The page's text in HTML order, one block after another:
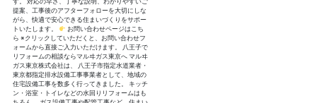
提案、工事後のアフターフォローを大切にしな
がら、快適で安心できる住まいづくりをサポー
トいたします。
お問い合わせページはこち
ら ※クリックしていただくと、お問い合わせフ
ォームから直接ご入力いただけます。 八王子で
リフォームの相談ならマルヰガス東京へ マルヰ
ガス東京株式会社は、 八王子市指定水道業者・
東京都指定排水設備工事事業者として、地域の
住宅設備工事を数多く行ってきました。 キッチ
ン・浴室・トイレなどの水回りリフォームはも